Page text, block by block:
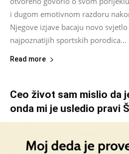
i dugom emotivnom razdoru
Njegove izjave bacaju novo
najpoznatijih sportskih porodica...
Read more
Ceo život sam mislio da
onda mi je usledio pravi